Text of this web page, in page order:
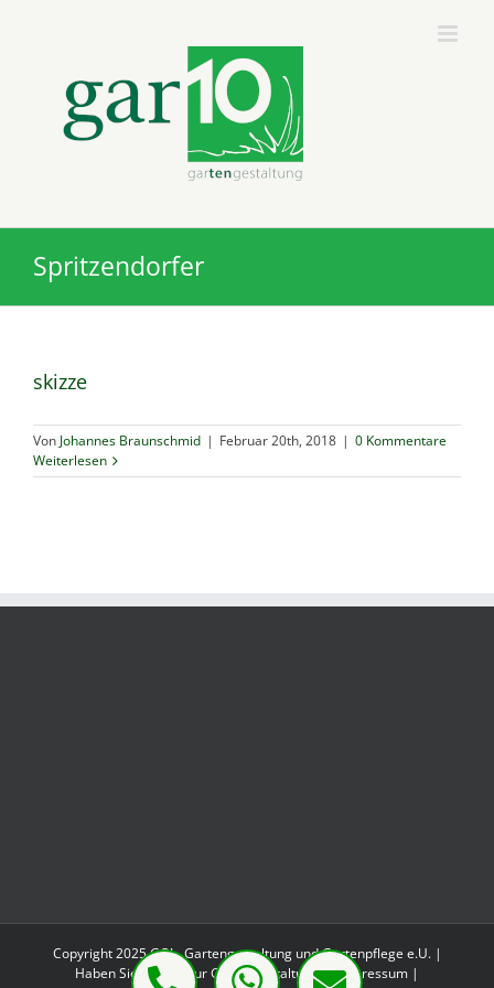
Spritzendorfer
skizze
Von Johannes Braunschmid | Februar 20th, 2018 | 0 Kommentare
Weiterlesen
Copyright 2025 GO! - Gartengestaltung und Gartenpflege e.U. |
Haben Sie Fragen zur Gartengestaltung?|Impressum |